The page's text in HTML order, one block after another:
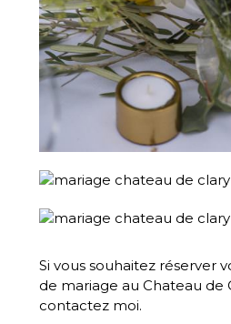
Si vous souhaitez réserver
de mariage au Chateau de
contactez moi.